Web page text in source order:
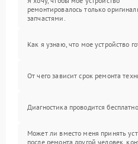
ремонтировалось только
запчастями.
Как я узнаю, что мое устройство
От чего зависит срок ремонта
Диагностика проводится
Может ли вместо меня принять
после ремонта другой человек,